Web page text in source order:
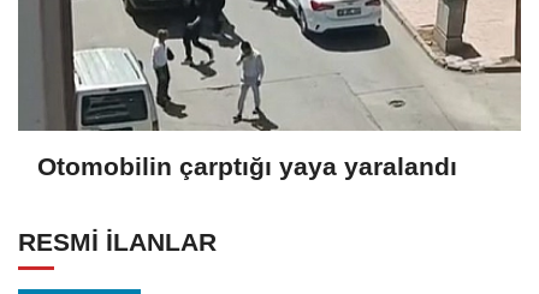
Otomobilin çarptığı yaya yaralandı
RESMİ İLANLAR